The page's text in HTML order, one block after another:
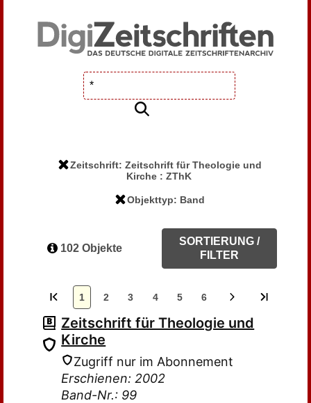
Zeitschrift: Zeitschrift für Theologie und
Kirche : ZThK
Objekttyp: Band
102 Objekte
SORTIERUNG /
FILTER
1 2 3 4 5 6
Zeitschrift für Theologie und
Kirche
Zugriff nur im Abonnement
Erschienen: 2002
Band-Nr.: 99